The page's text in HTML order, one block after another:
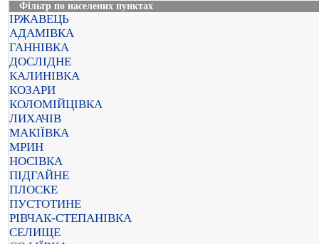
Фільтр по населених пунктах
ІРЖАВЕЦЬ
АДАМІВКА
ГАННІВКА
ДОСЛІДНЕ
КАЛИНІВКА
КОЗАРИ
КОЛОМІЙЦІВКА
ЛИХАЧІВ
МАКІЇВКА
МРИН
НОСІВКА
ПІДГАЙНЕ
ПЛОСКЕ
ПУСТОТИНЕ
РІВЧАК-СТЕПАНІВКА
СЕЛИЩЕ